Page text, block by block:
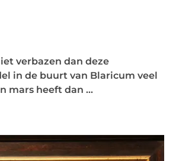
verbazen dan deze
in de buurt van Blaricum veel
mars heeft dan ...